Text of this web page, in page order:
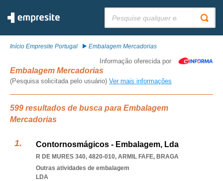
Início Empresite Portugal Embalagem Mercadorias
Informação oferecida por
Embalagem Mercadorias
(Pesquisa solicitada pelo usuário) Ver mais informações
599 resultados de busca para Embalagem
Mercadorias
Contornosmágicos - Embalagem, Lda
R DE MURES 340, 4820-010, ARMIL FAFE, BRAGA
Outras atividades de embalagem
LDA